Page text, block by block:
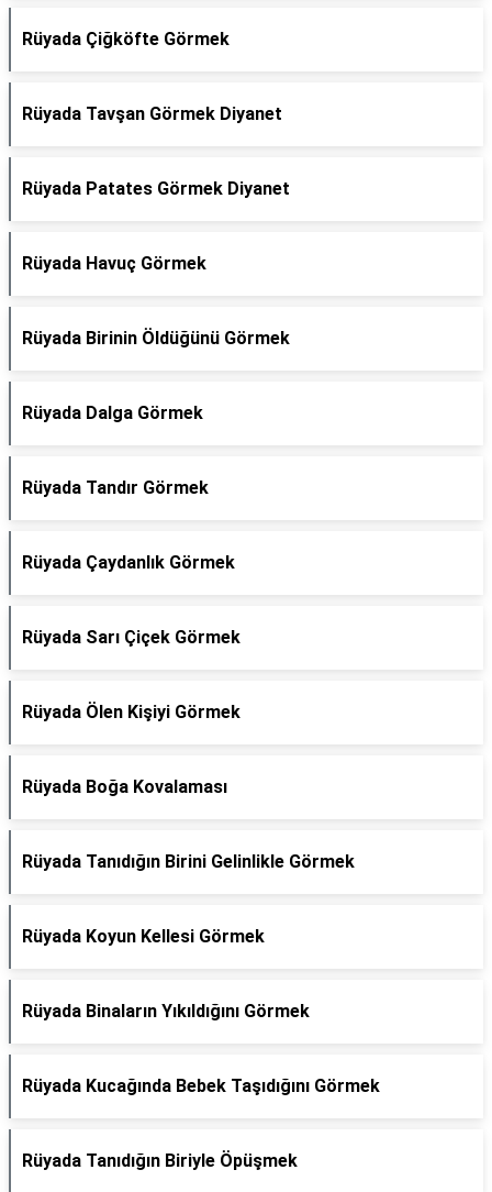
Rüyada Çiğköfte Görmek
Rüyada Tavşan Görmek Diyanet
Rüyada Patates Görmek Diyanet
Rüyada Havuç Görmek
Rüyada Birinin Öldüğünü Görmek
Rüyada Dalga Görmek
Rüyada Tandır Görmek
Rüyada Çaydanlık Görmek
Rüyada Sarı Çiçek Görmek
Rüyada Ölen Kişiyi Görmek
Rüyada Boğa Kovalaması
Rüyada Tanıdığın Birini Gelinlikle Görmek
Rüyada Koyun Kellesi Görmek
Rüyada Binaların Yıkıldığını Görmek
Rüyada Kucağında Bebek Taşıdığını Görmek
Rüyada Tanıdığın Biriyle Öpüşmek